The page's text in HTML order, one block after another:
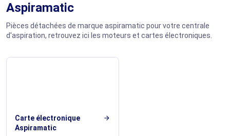
Aspiramatic
Pièces détachées de marque aspiramatic pour votre centrale
d'aspiration, retrouvez ici les moteurs et cartes électroniques.
Carte électronique
Aspiramatic
arrow_forward